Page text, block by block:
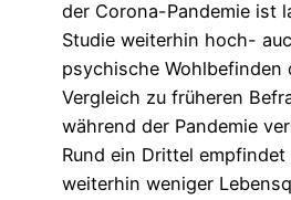
der Corona-Pandemie ist
Studie weiterhin hoch-
psychische Wohlbefinden
Vergleich zu früheren
während der Pandemie
Rund ein Drittel empfindet
weiterhin weniger